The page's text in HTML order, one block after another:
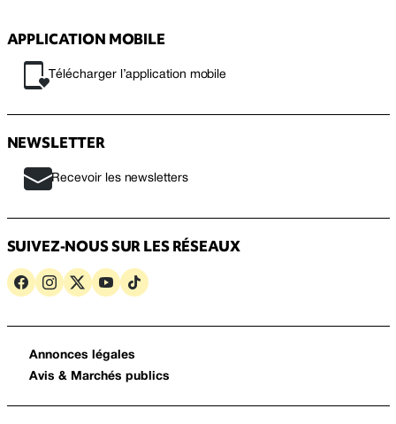
APPLICATION MOBILE
Télécharger l’application mobile
NEWSLETTER
Recevoir les newsletters
SUIVEZ-NOUS SUR LES RÉSEAUX
Annonces légales
Avis & Marchés publics